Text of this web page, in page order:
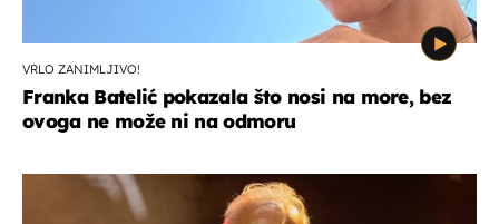
VRLO ZANIMLJIVO!
Franka Batelić pokazala što nosi na more, bez
ovoga ne može ni na odmoru